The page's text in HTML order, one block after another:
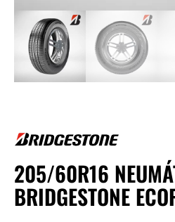
205/60R16
BRIDGESTONE